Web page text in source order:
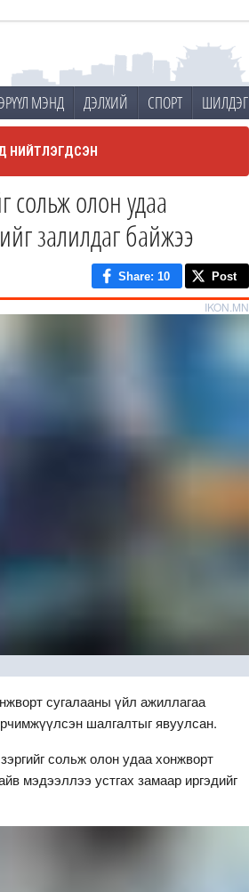
МЭНД ДЭЛХИЙ СПОРТ ШИЛДЭГ
НИЙТЛЭГДСЭН
сольж олон удаа
залилдаг байжээ
Share: 10 Post
IKON.MN
сугалааны үйл ажиллагаа
шалгалтыг явуулсан.
сольж олон удаа хонжворт
мэдээллээ устгах замаар иргэдийг